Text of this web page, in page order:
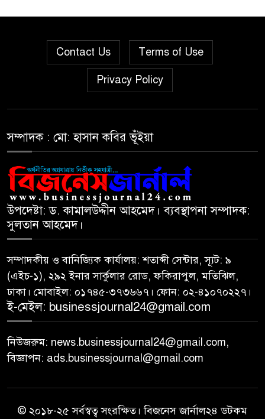
দরবৃদ্ধির শীর্ষে সিএপিএম
দরপতনের তালিকায় শীর্ষে মেট্রো
স্পিনিং
প্রমাণ পেয়েছে বিএসইসি
সূচকের পতনে ১২১০ কোটি টাকার
লেনদেন
৮
চান প্রধানমন্ত্রী
৯
বিএসইসির নতুন কমিশনার হোসেন
সাদাত
১০
Contact Us Terms of Use
Privacy Policy
সম্পাদক : মো: হাসান কবির ভূঁইয়া
উপদেষ্টা: ড. কামালউদ্দীন আহমেদ। ব্যবস্থাপনা সম্পাদক:
সুলতান আহমেদ।
সম্পাদকীয় ও বানিজ্যিক কার্যালয়: শতাব্দী সেন্টার, স্যূট: ৯
(এইচ-১), ২৯২ ইনার সার্কুলার রোড, ফকিরাপুল, মতিঝিল,
ঢাকা। মোবাইল: ০১৭৪৫-৩৭৩৬৬৭। ফোন: ০২-৪১০৭০২২৭।
ই-মেইল: businessjournal24@gmail.com
নিউজরুম: news.businessjournal24@gmail.com,
বিজ্ঞাপন: ads.businessjournal@gmail.com
© ২০১৮-২৫ সর্বস্বত্ব সংরক্ষিত। বিজনেস জার্নাল২৪ ডটকম